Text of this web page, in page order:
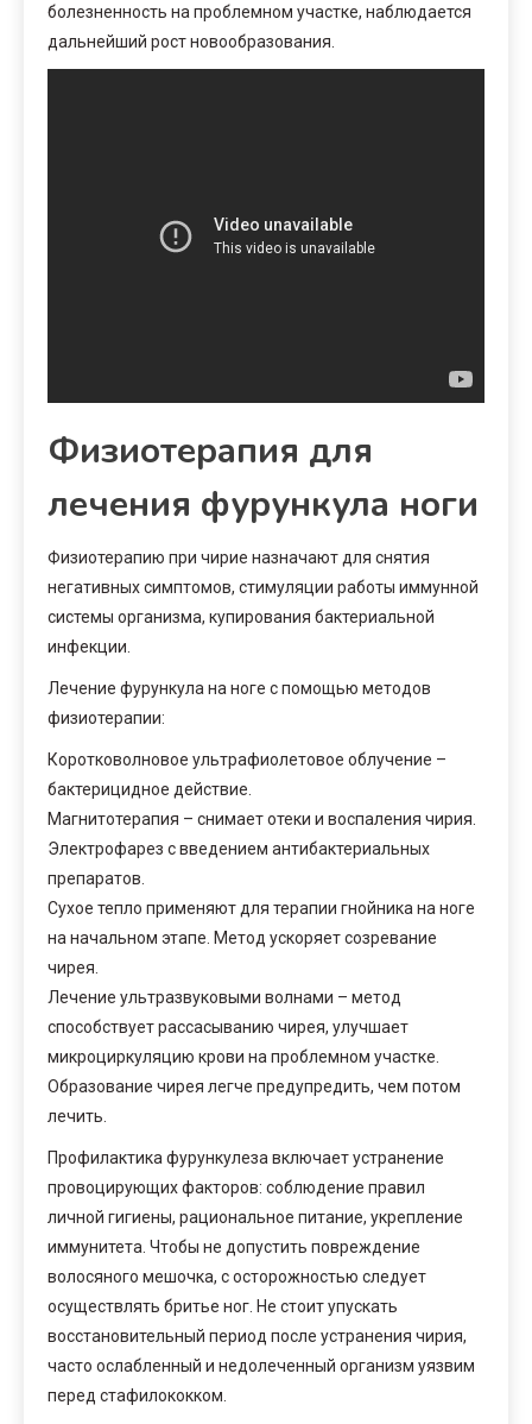
болезненность на проблемном участке, наблюдается
дальнейший рост новообразования.
Физиотерапия для
лечения фурункула ноги
Физиотерапию при чирие назначают для снятия
негативных симптомов, стимуляции работы иммунной
системы организма, купирования бактериальной
инфекции.
Лечение фурункула на ноге с помощью методов
физиотерапии:
Коротковолновое ультрафиолетовое облучение –
бактерицидное действие.
Магнитотерапия – снимает отеки и воспаления чирия.
Электрофарез с введением антибактериальных
препаратов.
Сухое тепло применяют для терапии гнойника на ноге
на начальном этапе. Метод ускоряет созревание
чирея.
Лечение ультразвуковыми волнами – метод
способствует рассасыванию чирея, улучшает
микроциркуляцию крови на проблемном участке.
Образование чирея легче предупредить, чем потом
лечить.
Профилактика фурункулеза включает устранение
провоцирующих факторов: соблюдение правил
личной гигиены, рациональное питание, укрепление
иммунитета. Чтобы не допустить повреждение
волосяного мешочка, с осторожностью следует
осуществлять бритье ног. Не стоит упускать
восстановительный период после устранения чирия,
часто ослабленный и недолеченный организм уязвим
перед стафилококком.